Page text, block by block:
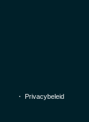
・ Privacybeleid